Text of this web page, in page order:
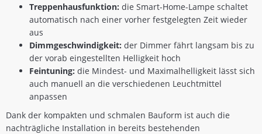
Treppenhausfunktion: die Smart-Home-Lampe schaltet
automatisch nach einer vorher festgelegten Zeit wieder
aus
Dimmgeschwindigkeit: der Dimmer fährt langsam bis zu
der vorab eingestellten Helligkeit hoch
Feintuning: die Mindest- und Maximalhelligkeit lässt sich
auch manuell an die verschiedenen Leuchtmittel
anpassen
Dank der kompakten und schmalen Bauform ist auch die
nachträgliche Installation in bereits bestehenden